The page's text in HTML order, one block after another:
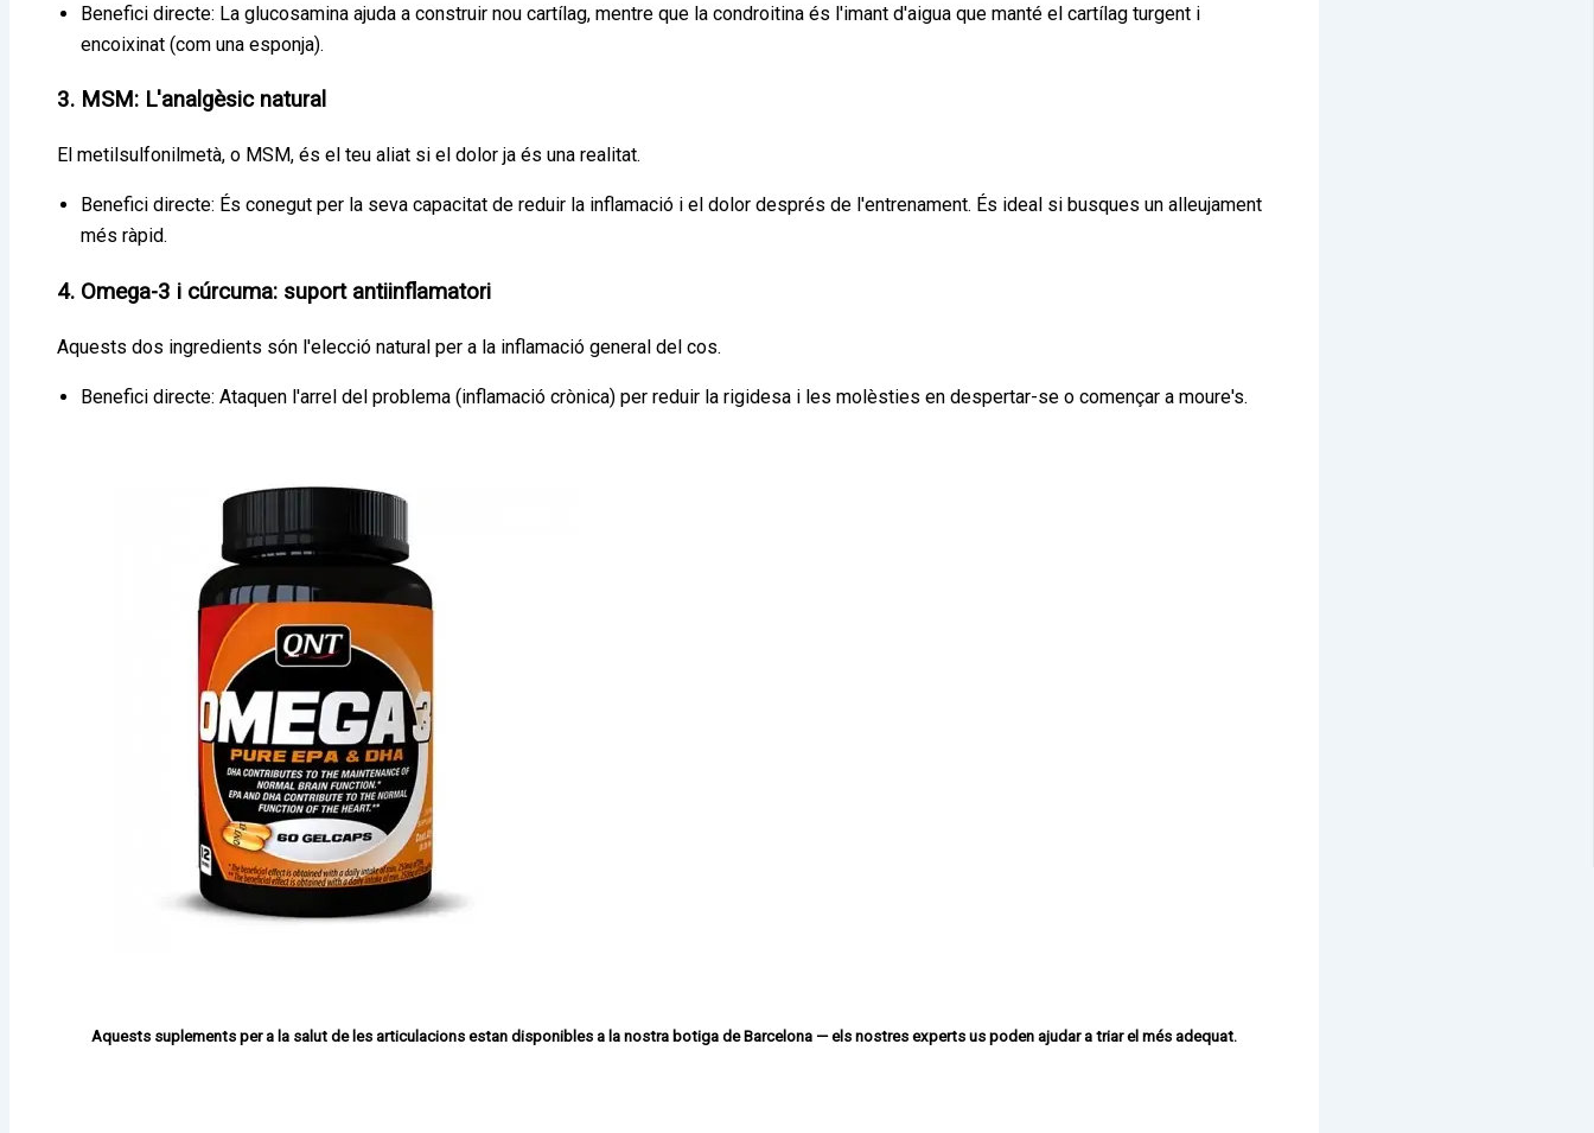
Benefici directe: La glucosamina ajuda a construir nou cartílag, mentre que la condroitina és l'imant d'aigua que manté el cartílag turgent i
encoixinat (com una esponja).
3. MSM: L'analgèsic natural
El metilsulfonilmetà, o MSM, és el teu aliat si el dolor ja és una realitat.
Benefici directe: És conegut per la seva capacitat de reduir la inflamació i el dolor després de l'entrenament. És ideal si busques un alleujament
més ràpid.
4. Omega-3 i cúrcuma: suport antiinflamatori
Aquests dos ingredients són l'elecció natural per a la inflamació general del cos.
Benefici directe: Ataquen l'arrel del problema (inflamació crònica) per reduir la rigidesa i les molèsties en despertar-se o començar a moure's.
Aquests suplements per a la salut de les articulacions estan disponibles a la nostra botiga de Barcelona — els nostres experts us poden ajudar a triar el més adequat.